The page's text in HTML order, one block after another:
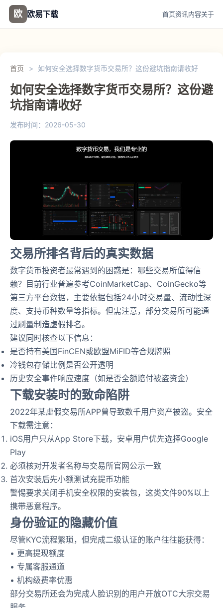
欧 欧易下载 首页资讯内容关于
首页 > 如何安全选择数字货币交易所？这份避坑指南请收好
如何安全选择数字货币交易所？这份避
坑指南请收好
发布时间：2026-05-30
交易所排名背后的真实数据
数字货币投资者最常遇到的困惑是：哪些交易所值得信
赖？目前行业普遍参考CoinMarketCap、CoinGecko等
第三方平台数据，主要依据包括24小时交易量、流动性深
度、支持币种数量等指标。但需注意，部分交易所可能通
过刷量制造虚假排名。
建议同时核查以下信息：
是否持有美国FinCEN或欧盟MiFID等合规牌照
冷钱包存储比例是否公开透明
历史安全事件响应速度（如是否全额赔付被盗资金）
下载安装时的致命陷阱
2022年某虚假交易所APP曾导致数千用户资产被盗。安全
下载需注意：
iOS用户只从App Store下载，安卓用户优先选择Google
Play
必须核对开发者名称与交易所官网公示一致
首次安装后先小额测试充提币功能
警惕要求关闭手机安全权限的安装包，这类文件90%以上
携带恶意程序。
身份验证的隐藏价值
尽管KYC流程繁琐，但完成二级认证的账户往往能获得：
• 更高提现额度
• 专属客服通道
• 机构级费率优惠
部分交易所还会为完成人脸识别的用户开放OTC大宗交易